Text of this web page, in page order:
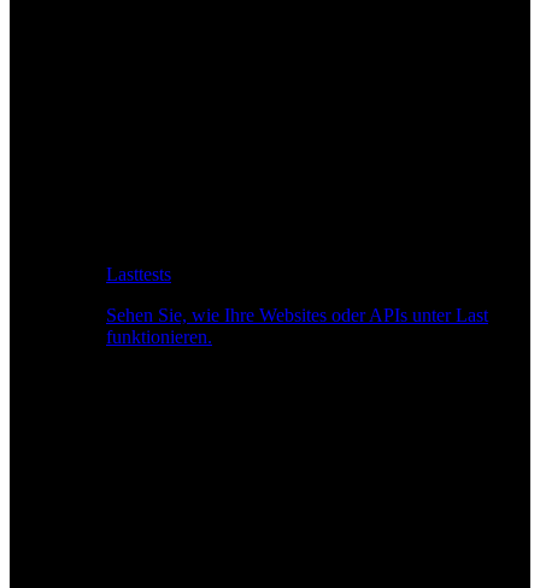
Lasttests
Sehen Sie, wie Ihre Websites oder APIs unter Last
funktionieren.